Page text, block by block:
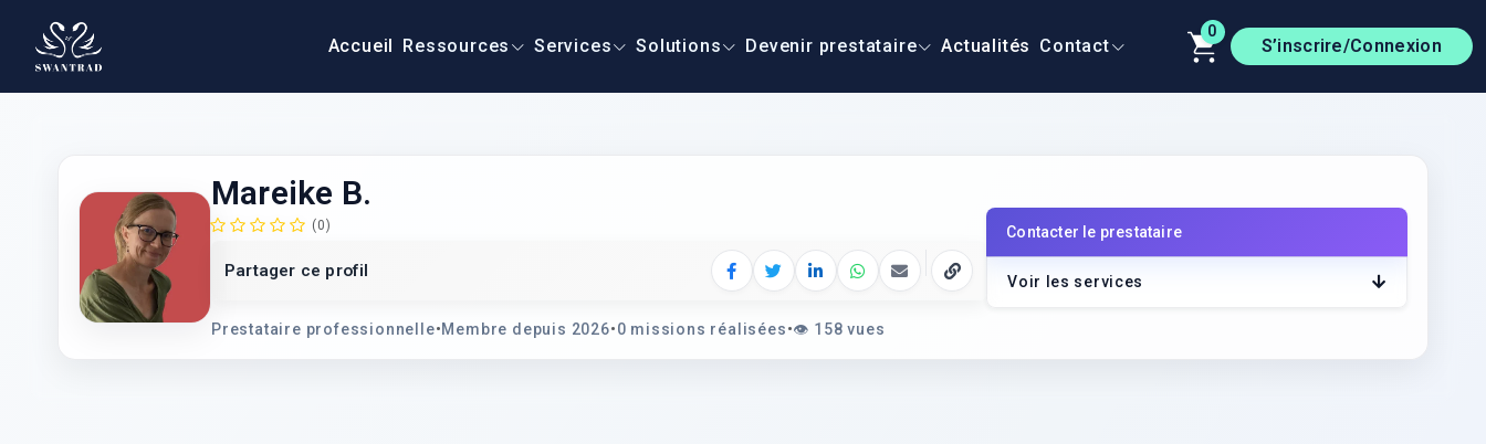
Accueil Ressources Services Solutions Devenir prestataire Actualités Contact
0
S’inscrire/Connexion
Mareike B.
(0)
Partager ce profil
Facebook
TwitterLinkedInWhatsApp
E‑mailCopier le lien
Prestataire professionnelle•Membre depuis 2026•0 missions réalisées•👁️ 158 vues
Contacter le prestataire
Voir les services